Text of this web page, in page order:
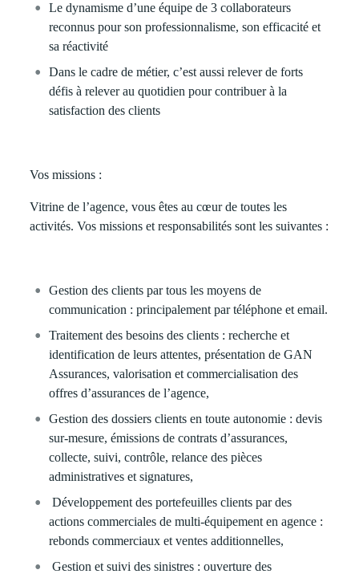
Le dynamisme d’une équipe de 3 collaborateurs
reconnus pour son professionnalisme, son efficacité et
sa réactivité
Dans le cadre de métier, c’est aussi relever de forts
défis à relever au quotidien pour contribuer à la
satisfaction des clients
Vos missions :
Vitrine de l’agence, vous êtes au cœur de toutes les
activités. Vos missions et responsabilités sont les suivantes :
Gestion des clients par tous les moyens de
communication : principalement par téléphone et email.
Traitement des besoins des clients : recherche et
identification de leurs attentes, présentation de GAN
Assurances, valorisation et commercialisation des
offres d’assurances de l’agence,
Gestion des dossiers clients en toute autonomie : devis
sur-mesure, émissions de contrats d’assurances,
collecte, suivi, contrôle, relance des pièces
administratives et signatures,
Développement des portefeuilles clients par des
actions commerciales de multi-équipement en agence :
rebonds commerciaux et ventes additionnelles,
Gestion et suivi des sinistres : ouverture des